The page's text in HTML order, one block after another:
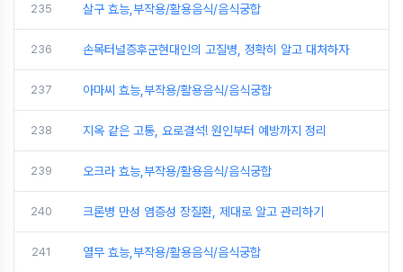
235 살구 효능,부작용/활용음식/음식궁합
236 손목터널증후군현대인의 고질병, 정확히 알고 대처하자
237 아마씨 효능,부작용/활용음식/음식궁합
238 지옥 같은 고통, 요로결석! 원인부터 예방까지 정리
239 오크라 효능,부작용/활용음식/음식궁합
240 크론병 만성 염증성 장질환, 제대로 알고 관리하기
241 열무 효능,부작용/활용음식/음식궁합